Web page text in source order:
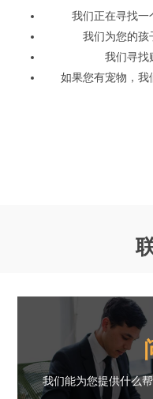
我们正在寻找一
我们为您的孩
我们寻找
如果您有宠物，我
我们能为您提供什么